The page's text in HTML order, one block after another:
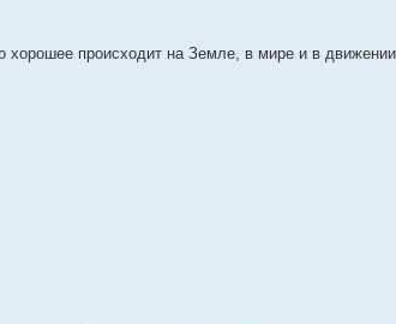
хорошее происходит на Земле, в мире и в